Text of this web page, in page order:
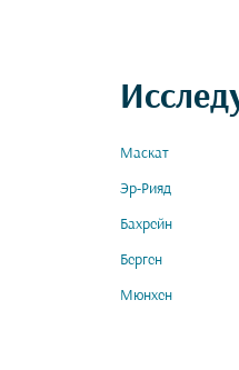
Маскат
Эр-Рияд
Бахрейн
Берген
Мюнхен